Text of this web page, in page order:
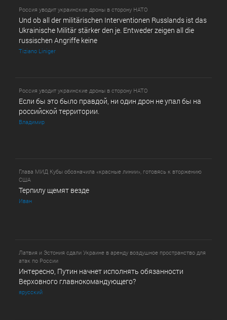
Россия уводит украинские дроны в сторону НАТО
Und ob all der militärischen Interventionen Russlands ist das
Ukrainische Militär stärker den je. Entweder zeigen all die
russischen Angriffe keine
Tiziano Liniger
Россия уводит украинские дроны в сторону НАТО
Если бы это было правдой, ни один дрон не упал бы на
российской территории.
Владимир
Глава МИД Кубы обозначила «красные линии», готовясь к вторжению
США
Терпилу щемят везде
Иван
Латвия и Эстония сдали Украине в аренду воздушное пространство для
атак по России
Интересно, Путин начнет исполнять обязанности
Верховного главнокомандующего?
ярусский